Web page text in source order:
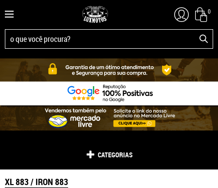
0
CATEGORIAS
XL 883 / IRON 883